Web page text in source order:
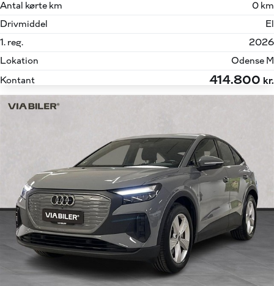
Antal kørte km
0 km
Drivmiddel
El
1. reg.
2026
Lokation
Odense M
Kontant
414.800 kr.